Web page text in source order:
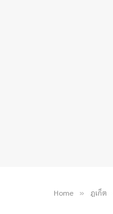
Home » ภูเก็ต